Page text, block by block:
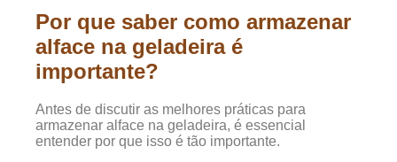
Por que saber como armazenar
alface na geladeira é
importante?
Antes de discutir as melhores práticas para
armazenar alface na geladeira, é essencial
entender por que isso é tão importante.